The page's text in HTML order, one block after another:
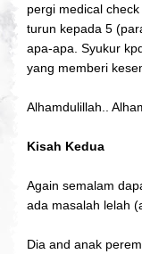
pergi medical
turun kepada 5
apa-apa. Syukur
yang memberi
Alhamdulillah..
Kisah Kedua
Again semalam
ada masalah lelah
Dia and anak